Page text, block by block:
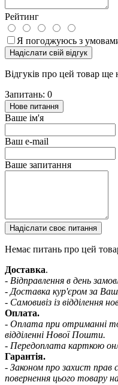
Рейтинг
Я погоджуюсь з
Надіслати свій відгук
Відгуків про цей товар ще
Запитань: 0
Нове питання
Ваше ім'я
Ваш e-mail
Ваше запитання
Надіслати своє питання
Немає питань про цей
Доставка.
- Відправлення в день
- Доставка кур'єром за
- Самовивіз із відділення
Оплата.
- Оплата при отриманні
відділенні Нової Пошти.
- Передоплата карткою
Гарантія.
- Законом про захист прав
повернення цього товару